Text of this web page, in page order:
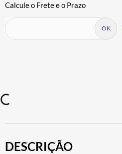
DESCRIÇÃO